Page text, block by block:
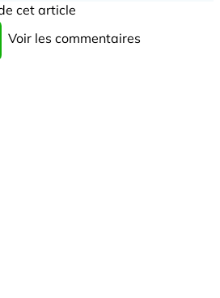
cet article
WhatsApp
Voir les commentaires